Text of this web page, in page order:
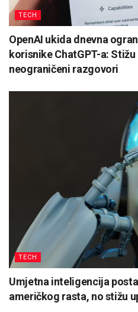
TECH
OpenAI ukida dnevna
korisnike ChatGPT-a:
neograničeni razgovori
TECH
Umjetna inteligencija
američkog rasta, no stižu